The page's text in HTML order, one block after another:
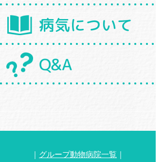
病気について
Q&A
グループ動物病院一覧